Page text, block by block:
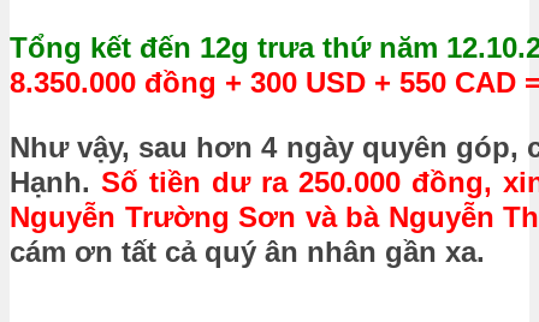
Tổng kết đến 12g trưa thứ năm
8.350.000 đồng + 300 USD + 550 CAD
Như vậy, sau hơn 4 ngày quyên
Hạnh. Số tiền dư ra 250.000 đồng,
Nguyễn Trường Sơn và bà Nguyễn
cám ơn tất cả quý ân nhân gần xa.